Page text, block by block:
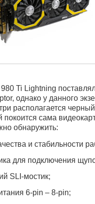
Ti Lightning
однако у данного
располагается
покоится сама
обнаружить:
и стабильности
для подключения
SLI-мостик;
6-pin – 8-pin;